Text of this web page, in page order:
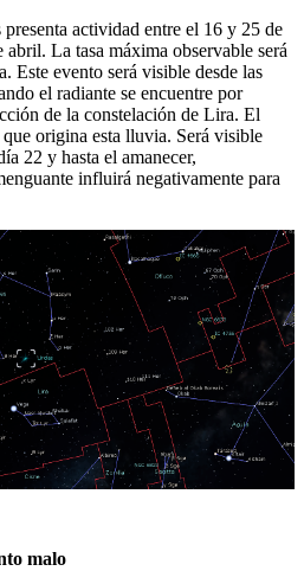
actividad entre el 16 y 25 de
La tasa máxima observable será
Este evento será visible desde las
el radiante se encuentre por
de la constelación de Lira. El
origina esta lluvia. Será visible
22 y hasta el amanecer,
influirá negativamente para
malo